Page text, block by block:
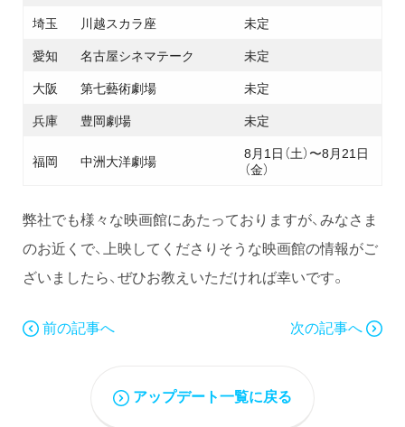
埼玉 川越スカラ座
未定
愛知
名古屋シネマテーク
未定
大阪
第七藝術劇場
未定
兵庫
豊岡劇場 未定
福岡 中洲大洋劇場
8月1日（土）〜8月21日
（金）
弊社でも様々な映画館にあたっておりますが、みなさま
のお近くで、上映してくださりそうな映画館の情報がご
ざいましたら、ぜひお教えいただければ幸いです。
前の記事へ 次の記事へ
アップデート一覧に戻る